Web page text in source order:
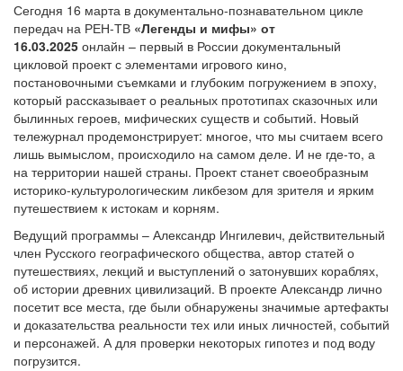
Сегодня 16 марта в документально-познавательном цикле
передач на РЕН-ТВ «Легенды и мифы» от
16.03.2025 онлайн – первый в России документальный
цикловой проект с элементами игрового кино,
постановочными съемками и глубоким погружением в эпоху,
который рассказывает о реальных прототипах сказочных или
былинных героев, мифических существ и событий. Новый
тележурнал продемонстрирует: многое, что мы считаем всего
лишь вымыслом, происходило на самом деле. И не где-то, а
на территории нашей страны. Проект станет своеобразным
историко-культурологическим ликбезом для зрителя и ярким
путешествием к истокам и корням.
Ведущий программы – Александр Ингилевич, действительный
член Русского географического общества, автор статей о
путешествиях, лекций и выступлений о затонувших кораблях,
об истории древних цивилизаций. В проекте Александр лично
посетит все места, где были обнаружены значимые артефакты
и доказательства реальности тех или иных личностей, событий
и персонажей. А для проверки некоторых гипотез и под воду
погрузится.